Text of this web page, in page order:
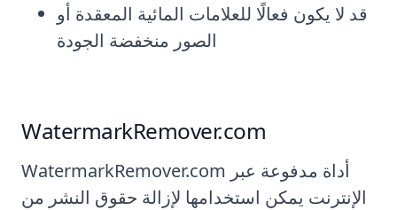
قد لا يكون فعالًا للعلامات المائية المعقدة أو
الصور منخفضة الجودة
WatermarkRemover.com
WatermarkRemover.com أداة مدفوعة عبر
الإنترنت يمكن استخدامها لإزالة حقوق النشر من